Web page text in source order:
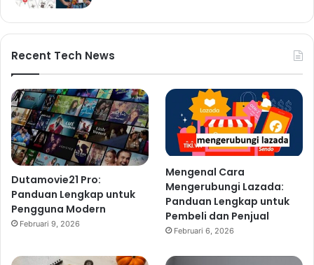
Recent Tech News
Dutamovie21 Pro:
Panduan Lengkap untuk
Pengguna Modern
Februari 9, 2026
Mengenal Cara
Mengerubungi Lazada:
Panduan Lengkap untuk
Pembeli dan Penjual
Februari 6, 2026